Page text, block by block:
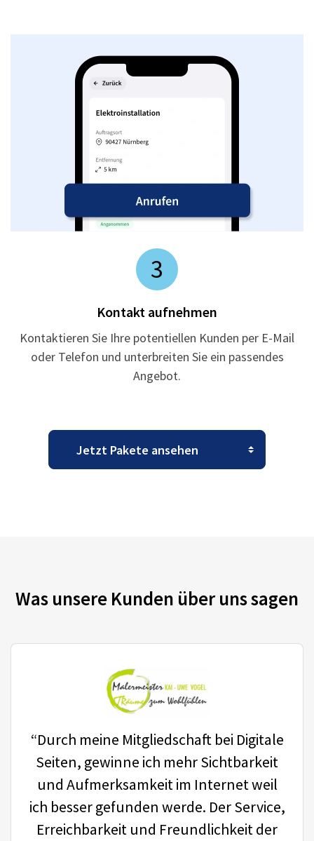
3
Kontakt aufnehmen
Kontaktieren Sie Ihre potentiellen Kunden per E-Mail
oder Telefon und unterbreiten Sie ein passendes
Angebot.
Was unsere Kunden über uns sagen
“Durch meine Mitgliedschaft bei Digitale
Seiten, gewinne ich mehr Sichtbarkeit
und Aufmerksamkeit im Internet weil
ich besser gefunden werde. Der Service,
Erreichbarkeit und Freundlichkeit der